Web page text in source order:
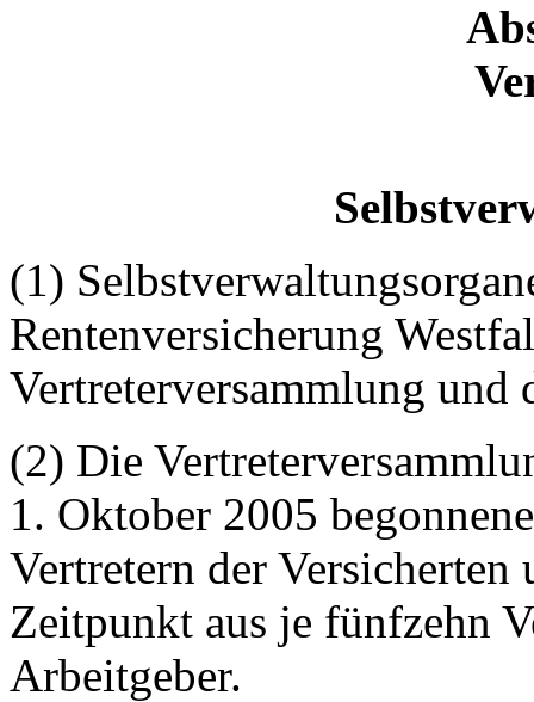
(1)
Rentenversicherung
Vertreterversammlung und
(2) Die
1. Oktober 2005
Vertretern der
Zeitpunkt aus je fünfzehn
Arbeitgeber.